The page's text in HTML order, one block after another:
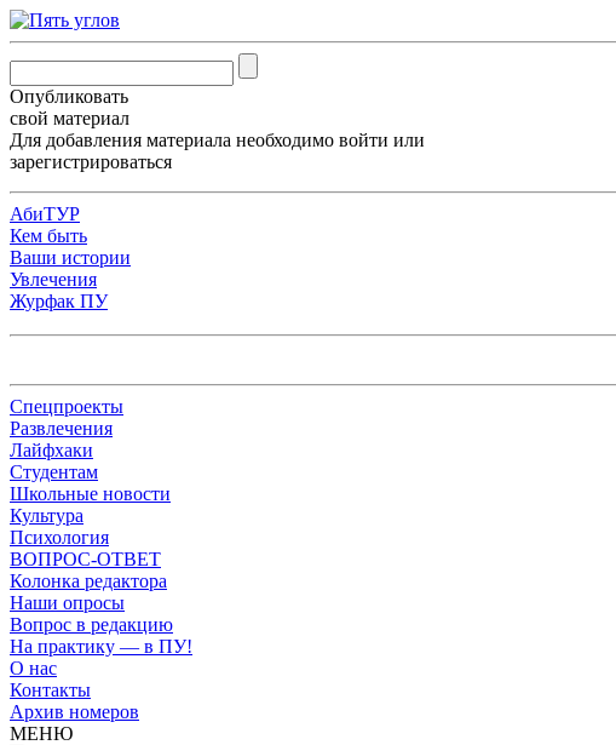
Опубликовать
свой материал
Для добавления материала необходимо войти или
зарегистрироваться
АбиТУР
Кем быть
Ваши истории
Увлечения
Журфак ПУ
Спецпроекты
Развлечения
Лайфхаки
Студентам
Школьные новости
Культура
Психология
ВОПРОС-ОТВЕТ
Колонка редактора
Наши опросы
Вопрос в редакцию
На практику — в ПУ!
О нас
Контакты
Архив номеров
МЕНЮ